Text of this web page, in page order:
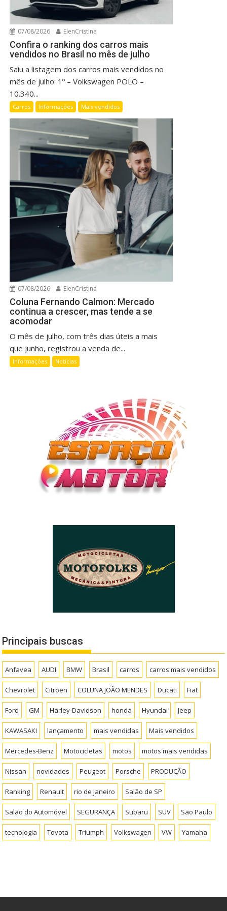
07/08/2026 ElenCristina
Confira o ranking dos carros mais
vendidos no Brasil no mês de julho
Saiu a listagem dos carros mais vendidos no
mês de julho: 1º – Volkswagen POLO –
10.340...
Carros Informações Mais vendidos
07/08/2026 ElenCristina
Coluna Fernando Calmon: Mercado
continua a crescer, mas tende a se
acomodar
O mês de julho, com três dias úteis a mais
que junho, registrou a venda de...
Informações Notícias
Principais buscas
Anfavea AUDI BMW Brasil carros carros mais vendidos
Chevrolet Citroën COLUNA JOÃO MENDES Ducati Fiat
Ford GM Harley-Davidson honda Hyundai Jeep
KAWASAKI lançamento mais vendidas Mais vendidos
Mercedes-Benz Motocicletas motos motos mais vendidas
Nissan novidades Peugeot Porsche PRODUÇÃO
Ranking Renault rio de janeiro Salão de SP
Salão do Automóvel SEGURANÇA Subaru SUV São Paulo
tecnologia Toyota Triumph Volkswagen VW Yamaha